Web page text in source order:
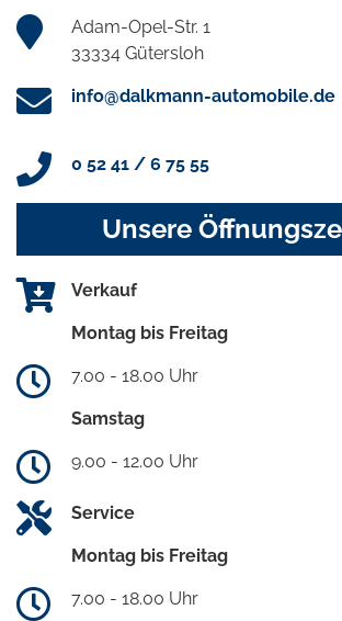
Adam-Opel-Str. 1
33334 Gütersloh
info@dalkmann-automobile.de
0 52 41 / 6 75 55
Unsere
Verkauf
Montag bis Freitag
7.00 - 18.00 Uhr
Samstag
9.00 - 12.00 Uhr
Service
Montag bis Freitag
7.00 - 18.00 Uhr